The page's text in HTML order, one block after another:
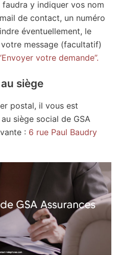
y indiquer vos nom
de contact, un numéro
éventuellement, le
message (facultatif)
votre demande”.
siège
postal, il vous est
siège social de GSA
: 6 rue Paul Baudry